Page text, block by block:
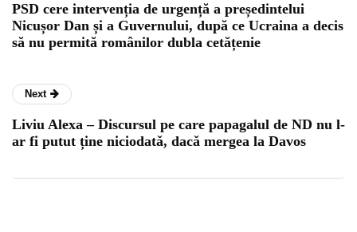
PSD cere intervenția de urgență a președintelui
Nicușor Dan și a Guvernului, după ce Ucraina a decis
să nu permită românilor dubla cetățenie
Next
Liviu Alexa – Discursul pe care papagalul de ND nu l-
ar fi putut ține niciodatǎ, dacǎ mergea la Davos